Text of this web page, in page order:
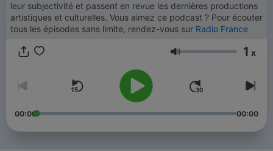
leur subjectivité et passent en revue les dernières productions
artistiques et culturelles. Vous aimez ce podcast ? Pour écouter
tous les épisodes sans limite, rendez-vous sur Radio France
Volume 1 x
00:00 00:00